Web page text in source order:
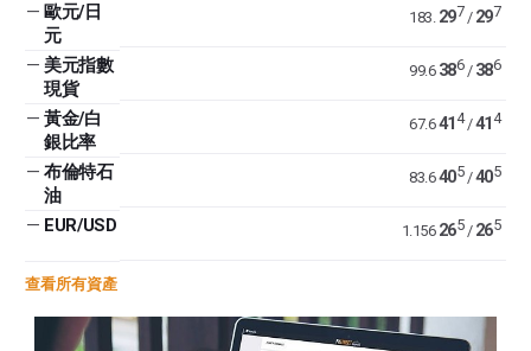
— 歐元/日
元
183. 297 / 297
— 美元指數
現貨
99.6 386/ 386
— 黃金/白
銀比率
67.6 414/414
— 布倫特石
油
83.6 405/405
— EUR/USD 1.156 265/ 265
查看所有資產